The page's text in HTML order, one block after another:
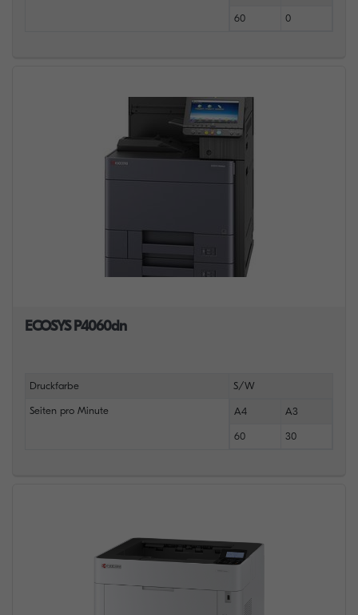
60 0
ECOSYS P4060dn
Druckfarbe S/W
Seiten pro Minute A4 A3
60 30